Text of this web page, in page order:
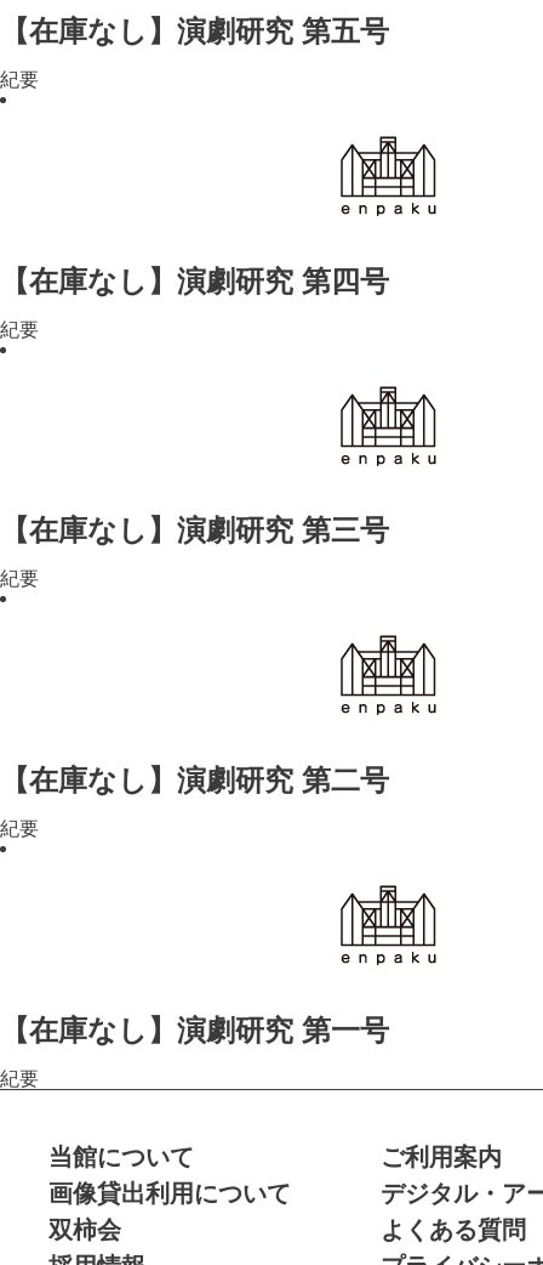
【在庫なし】演劇研究 第五号
紀要
【在庫なし】演劇研究 第四号
紀要
【在庫なし】演劇研究 第三号
紀要
【在庫なし】演劇研究 第二号
紀要
【在庫なし】演劇研究 第一号
紀要
当館について
ご利用案内
画像貸出利用について
デジタル・ア
双柿会
よくある質問